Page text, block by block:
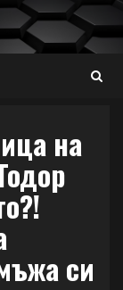
на
си